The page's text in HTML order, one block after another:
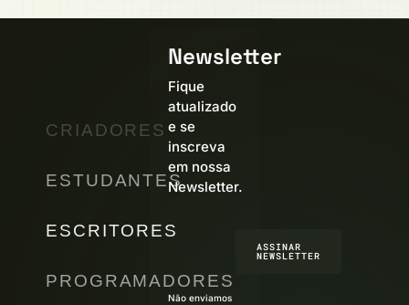
CRIADORES
ESTUDANTES
ESCRITORES
PROGRAMADORES
Newsletter
Fique
atualizado
e se
inscreva
em nossa
Newsletter.
ASSINAR
NEWSLETTER
Não enviamos